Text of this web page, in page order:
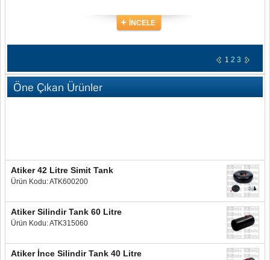
İNCELE
1 2 3
Öne Çıkan Ürünler
Atiker 42 Litre Simit Tank
Ürün Kodu: ATK600200
Atiker Silindir Tank 60 Litre
Ürün Kodu: ATK315060
Atiker İnce Silindir Tank 40 Litre